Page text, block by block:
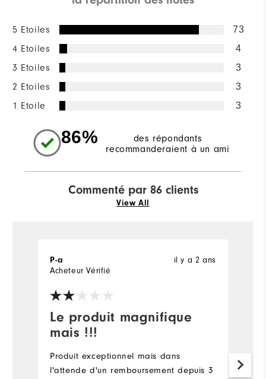
5 Etoiles 73
4 Etoiles 4
3 Etoiles 3
2 Etoiles 3
1 Etoile 3
86%
des répondants
recommanderaient à un ami
Commenté par 86 clients
View All
Le produit magnifique
mais !!!
il y a 2 ans
P-a
Acheteur Vérifié
Produit exceptionnel mais dans
l'attende d'un remboursement depuis 3